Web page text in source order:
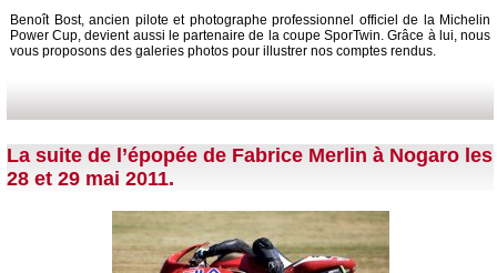
Benoît Bost, ancien pilote et photographe professionnel officiel de la Michelin
Power Cup, devient aussi le partenaire de la coupe SporTwin. Grâce à lui, nous
vous proposons des galeries photos pour illustrer nos comptes rendus.
La suite de l’épopée de Fabrice Merlin à Nogaro les
28 et 29 mai 2011.